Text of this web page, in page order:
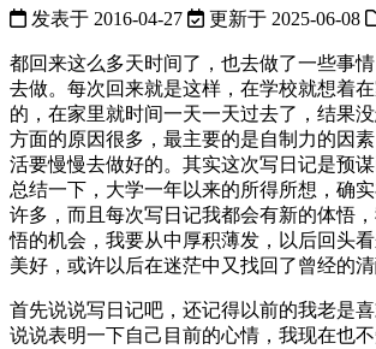
发表于 2016-04-27 更新于 2025-06-08
都回来这么多天时间了，也去做了一些事
去做。每次回来就是这样，在学校就想着
的，在家里就时间一天一天过去了，结果
方面的原因很多，最主要的是自制力的因
活要慢慢去做好的。其实这次写日记是预
总结一下，大学一年以来的所得所想，确
许多，而且每次写日记我都会有新的体悟
悟的机会，我要从中厚积薄发，以后回头
美好，或许以后在迷茫中又找回了曾经的清
首先说说写日记吧，还记得以前的我老是
说说表明一下自己目前的心情，我现在也